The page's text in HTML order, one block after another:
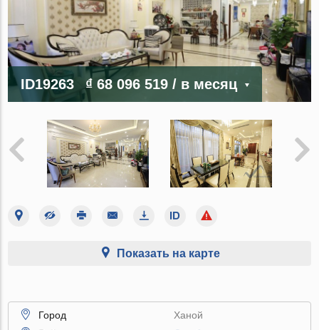
ID19263 ₫ 68 096 519/ в месяц
Показать на карте
Город
Ханой